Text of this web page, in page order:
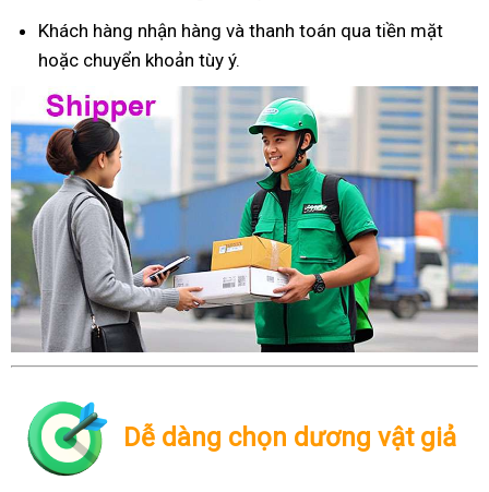
Khách hàng nhận hàng và thanh toán qua tiền mặt
hoặc chuyển khoản tùy ý.
Dễ dàng chọn dương vật giả